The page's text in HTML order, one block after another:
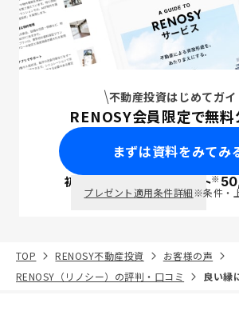
不動産投資はじめてガイ
RENOSY会員限定で無料
まずは資料をみてみ
初回面談で ポイント※
プレゼント適用条件詳細※条件・
TOP RENOSY不動産投資
お客様の声
RENOSY（リノシー）の評判・口コミ
良い縁